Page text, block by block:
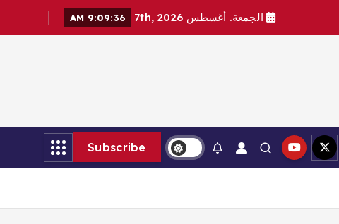
الجمعة. أغسطس 7th, 2026 9:09:38 AM
Subscribe